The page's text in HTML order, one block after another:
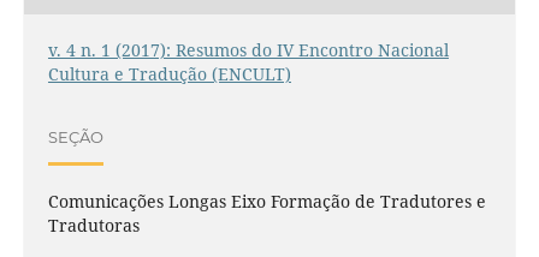
v. 4 n. 1 (2017): Resumos do IV Encontro Nacional
Cultura e Tradução (ENCULT)
SEÇÃO
Comunicações Longas Eixo Formação de Tradutores e
Tradutoras